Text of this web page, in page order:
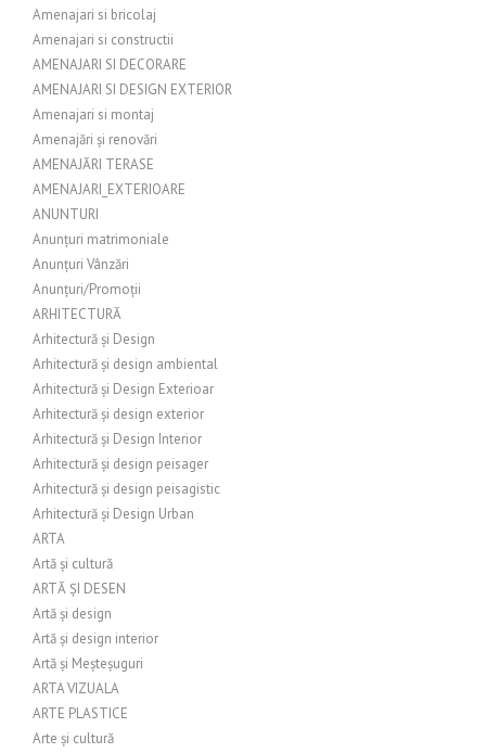
Amenajari si bricolaj
Amenajari si constructii
AMENAJARI SI DECORARE
AMENAJARI SI DESIGN EXTERIOR
Amenajari si montaj
Amenajări și renovări
AMENAJĂRI TERASE
AMENAJARI_EXTERIOARE
ANUNTURI
Anunțuri matrimoniale
Anunțuri Vânzări
Anunțuri/Promoții
ARHITECTURĂ
Arhitectură și Design
Arhitectură și design ambiental
Arhitectură și Design Exterioar
Arhitectură și design exterior
Arhitectură și Design Interior
Arhitectură și design peisager
Arhitectură și design peisagistic
Arhitectură și Design Urban
ARTA
Artă și cultură
ARTĂ ȘI DESEN
Artă și design
Artă și design interior
Artă și Meșteșuguri
ARTA VIZUALA
ARTE PLASTICE
Arte și cultură